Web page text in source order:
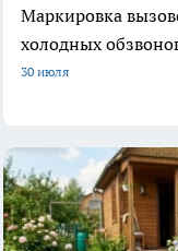
Маркировка
холодных
30 июля